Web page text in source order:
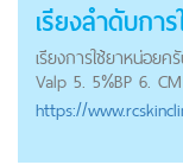
เรียงลำดับกา
เรียงการใช้ยาหน่อย
Valp 5. 5%BP 6.
https://